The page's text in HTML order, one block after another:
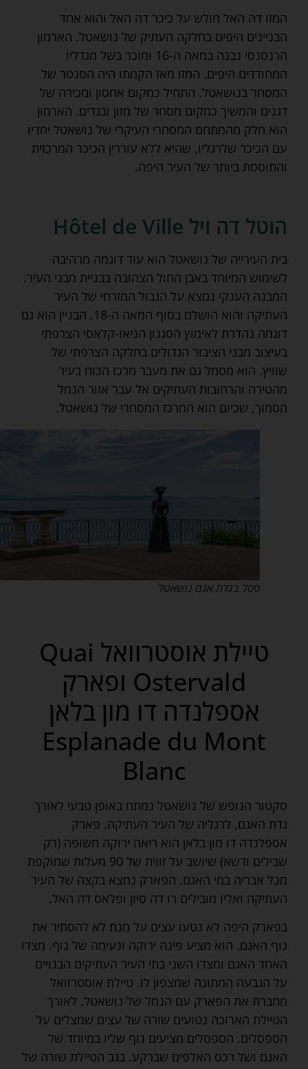
המזו דה האל חולש על כיכר דה האל והוא אחד
הבניינים היפים בחלקה העתיק של נושאטל. הארמון
הרנסנסי נבנה במאה ה-16 ומוכר בשל מגדליו
המחודדים היפים. המזו מאז הקמתו היה הסנטר של
המסחר בנושאטל. התחיל כמקום אחסון ומכירה של
דגנים והמשיך כמקום מסחר של מזון ובגדים. הארמון
הוא חלק מהמתחם המסחרי העיקרי של נושאטל יחדיו
עם הכיכר שלרגליו, שהיא ללא עוררין הכיכר המרכזית
והתוססת ביותר של העיר היפה.
הוטל דה ויל Hôtel de Ville
בית העירייה של נושאטל הוא עוד דוגמה מרהיבה
לשימוש המיוחד באבן החול הצהובה בבניית מבני העיר.
המבנה הענקי נמצא על הגבול המזרחי של העיר
העתיקה והוא הושלם בסוף המאה ה-18. הבניין הוא גם
דוגמה נהדרת לאימוץ הסגנון הניאו-קלאסי הצרפתי
בעיצוב מבני הציבור הגדולים בחלקה הצרפתי של
שוויץ. הוא מסמל גם את מעבר מרכז הכוח בעיר
מהטירה והרחובות העתיקים אל עבר אזור הנמל
הסמוך, שכיום הוא המרכז המסחרי של נושאטל.
פסל בגדת אגם נושאטל
טיילת אוסטרוואל Quai
Ostervald ופארק
אספלנדה דו מון בלאן
Esplanade du Mont
Blanc
סקטור הנופש של נושאטל נמתח באופן טבעי לאורך
גדת האגם, לרגליה של העיר העתיקה. פארק
אספלנדה דו מון בלאן הוא ריאה ירוקה חשופה (רק
שבילים ודשא) שיושב על זווית של 90 מעלות שמוקפת
מכל אבריה במי האגם. הפארק נמצא בקצה של העיר
העתיקה ואליו מובילים רו דה סיון ופלאס דה האל.
בפארק היפה לא נטעו עצים על מנת לא להסתיר את
נוף האגם. הוא מציע פינה ירוקה ונעימה של נוף. מצדו
האחד האגם ומצדו השני בתי העיר העתיקים הבנויים
על הגבעה המתונה שמצפון לו. טיילת אוסטרוואל
מחברת את הפארק עם הנמל של נושאטל. לאורך
הטיילת הארוכה נטועים שורה של עצים שמצלים על
הספסלים. הספסלים מציעים נוף שליו במיוחד של
האגם ושל רכס האלפים שברקע. בגב הטיילת שורה של